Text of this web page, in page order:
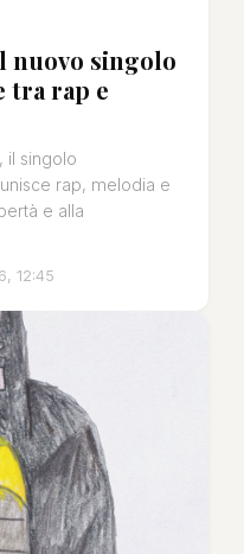
nuovo singolo
tra rap e
il singolo
rap, melodia e
e alla
12:45